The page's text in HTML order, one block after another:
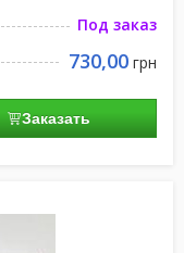
Под заказ
730,00 грн
Заказать